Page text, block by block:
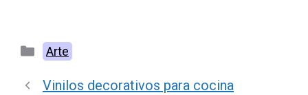
Categorías
Arte
Vinilos decorativos para cocina